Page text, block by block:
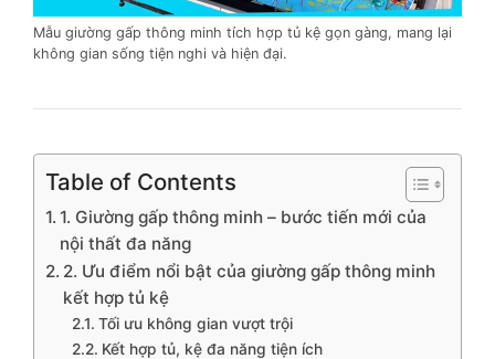
Mẫu giường gấp thông minh tích hợp tủ kệ gọn gàng, mang lại
không gian sống tiện nghi và hiện đại.
Table of Contents
1. Giường gấp thông minh – bước tiến mới của
nội thất đa năng
2. Ưu điểm nổi bật của giường gấp thông minh
kết hợp tủ kệ
Tối ưu không gian vượt trội
Kết hợp tủ, kệ đa năng tiện ích